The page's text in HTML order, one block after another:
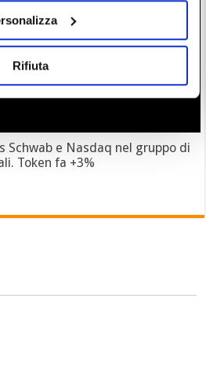
Rifiuta
Schwab e Nasdaq nel gruppo di
Token fa +3%